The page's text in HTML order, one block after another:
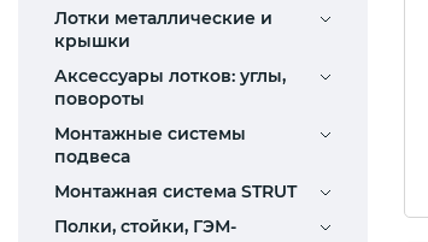
Лотки металлические и
крышки
Аксессуары лотков: углы,
повороты
Монтажные системы
подвеса
Монтажная система STRUT
Полки, стойки, ГЭМ-